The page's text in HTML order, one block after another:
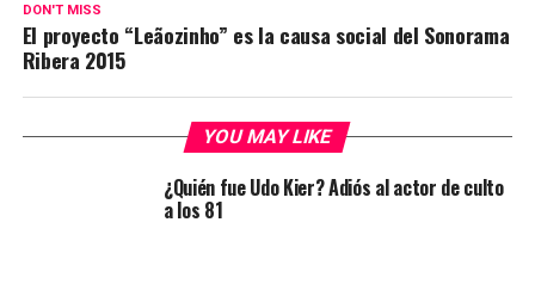
DON'T MISS
El proyecto “Leãozinho” es la causa social del Sonorama
Ribera 2015
YOU MAY LIKE
¿Quién fue Udo Kier? Adiós al actor de culto
a los 81